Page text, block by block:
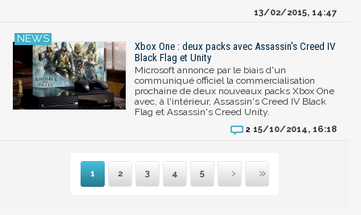
13/02/2015, 14:47
Xbox One : deux packs avec Assassin's Creed IV
Black Flag et Unity
Microsoft annonce par le biais d'un
communiqué officiel la commercialisation
prochaine de deux nouveaux packs Xbox One
avec, à l'intérieur, Assassin's Creed IV Black
Flag et Assassin's Creed Unity.
2 15/10/2014, 16:18
1 2 3 4 5
Suivante
Dernière